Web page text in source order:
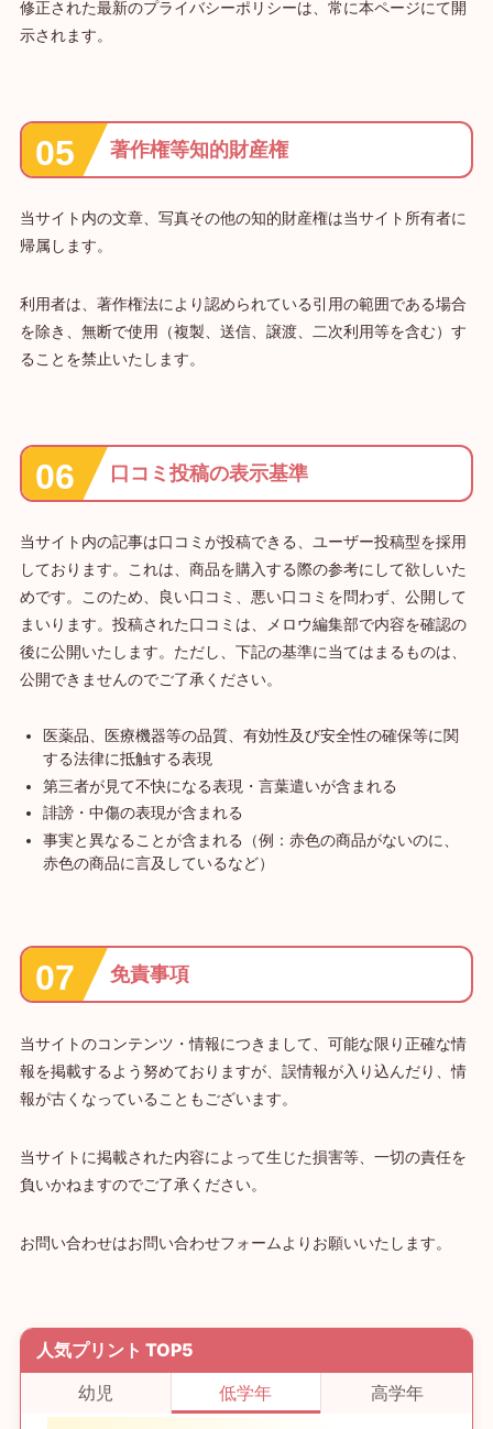
修正された最新のプライバシーポリシーは、常に本ページにて開
示されます。
著作権等知的財産権
当サイト内の文章、写真その他の知的財産権は当サイト所有者に
帰属します。
利用者は、著作権法により認められている引用の範囲である場合
を除き、無断で使用（複製、送信、譲渡、二次利用等を含む）す
ることを禁止いたします。
口コミ投稿の表示基準
当サイト内の記事は口コミが投稿できる、ユーザー投稿型を採用
しております。これは、商品を購入する際の参考にして欲しいた
めです。このため、良い口コミ、悪い口コミを問わず、公開して
まいります。投稿された口コミは、メロウ編集部で内容を確認の
後に公開いたします。ただし、下記の基準に当てはまるものは、
公開できませんのでご了承ください。
医薬品、医療機器等の品質、有効性及び安全性の確保等に関
する法律に抵触する表現
第三者が見て不快になる表現・言葉遣いが含まれる
誹謗・中傷の表現が含まれる
事実と異なることが含まれる（例：赤色の商品がないのに、
赤色の商品に言及しているなど）
免責事項
当サイトのコンテンツ・情報につきまして、可能な限り正確な情
報を掲載するよう努めておりますが、誤情報が入り込んだり、情
報が古くなっていることもございます。
当サイトに掲載された内容によって生じた損害等、一切の責任を
負いかねますのでご了承ください。
お問い合わせはお問い合わせフォームよりお願いいたします。
人気プリント TOP5
幼児
低学年 高学年